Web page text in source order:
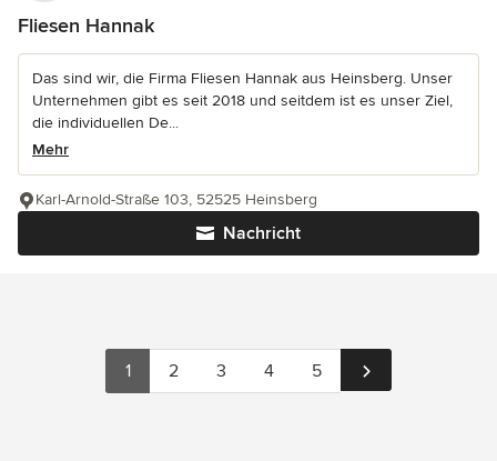
Fliesen Hannak
Das sind wir, die Firma Fliesen Hannak aus Heinsberg. Unser
Unternehmen gibt es seit 2018 und seitdem ist es unser Ziel,
die individuellen De...
Mehr
Nachricht
Karl-Arnold-Straße 103, 52525 Heinsberg
1 2 3 4 5